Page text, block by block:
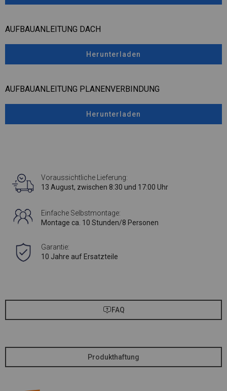
AUFBAUANLEITUNG DACH
Herunterladen
AUFBAUANLEITUNG PLANENVERBINDUNG
Herunterladen
Voraussichtliche Lieferung:
13 August, zwischen 8:30 und 17:00 Uhr
Einfache Selbstmontage:
Montage ca. 10 Stunden/8 Personen
Garantie:
10 Jahre auf Ersatzteile
FAQ
Produkthaftung